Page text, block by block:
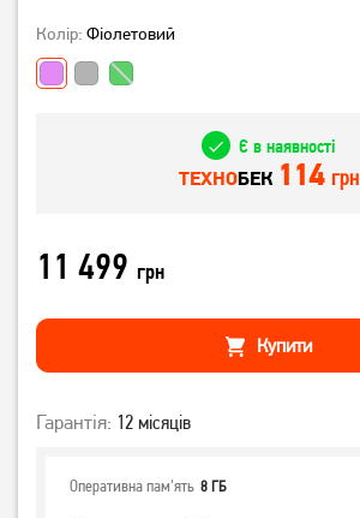
Колір: Фіолетовий
Є в наявності
ТЕХНОБЕК 114 грн
11 499 грн
Купити
Гарантія: 12 місяців
Оперативна пам'ять 8 ГБ